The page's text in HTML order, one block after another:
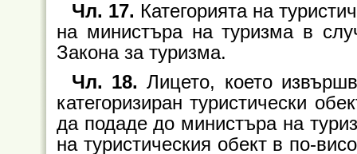
Чл. 17. Категорията на
на министъра на туризма в
Закона за туризма.
Чл. 18. Лицето, което
категоризиран туристически
да подаде до министъра на
на туристическия обект в по-